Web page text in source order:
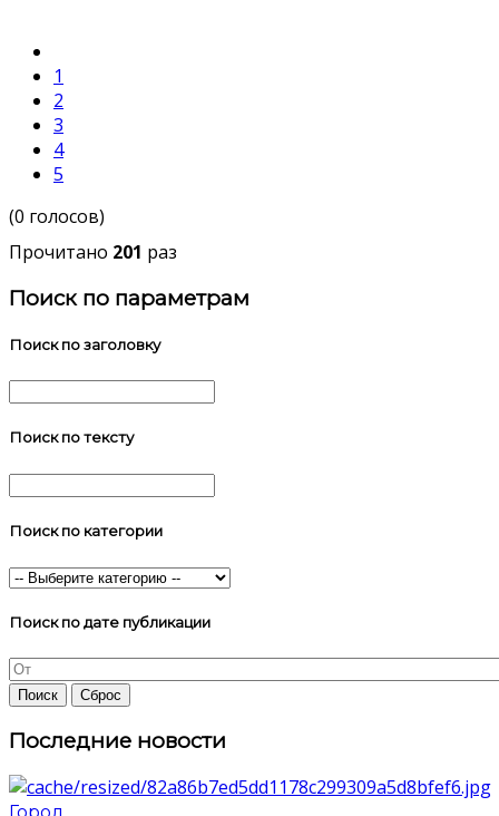
1
2
3
4
5
(0 голосов)
Прочитано 201 раз
Поиск по параметрам
Поиск по заголовку
Поиск по тексту
Поиск по категории
Поиск по дате публикации
Последние новости
Город